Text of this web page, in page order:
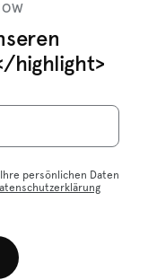
highlight>
persönlichen Daten